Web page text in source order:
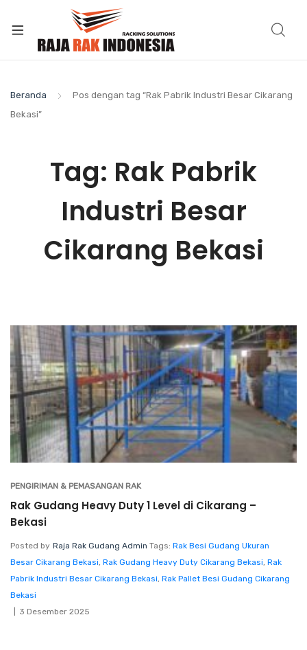
Beranda
Pos dengan tag “Rak Pabrik Industri Besar Cikarang
Bekasi”
Tag: Rak Pabrik
Industri Besar
Cikarang Bekasi
PENGIRIMAN & PEMASANGAN RAK
Rak Gudang Heavy Duty 1 Level di Cikarang –
Bekasi
Posted by Raja Rak Gudang Admin Tags: Rak Besi Gudang Ukuran
Besar Cikarang Bekasi, Rak Gudang Heavy Duty Cikarang Bekasi, Rak
Pabrik Industri Besar Cikarang Bekasi, Rak Pallet Besi Gudang Cikarang
Bekasi
3 Desember 2025